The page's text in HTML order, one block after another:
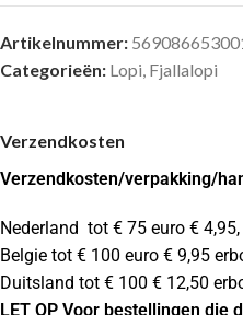
Artikelnummer:
Categorieën: Lopi, Fjallalopi
Verzendkosten
Verzendkosten/verpakking/
Nederland tot € 75 euro €
Belgie tot € 100 euro € 9,95
Duitsland tot € 100 € 12,50
LET OP Voor bestellingen die